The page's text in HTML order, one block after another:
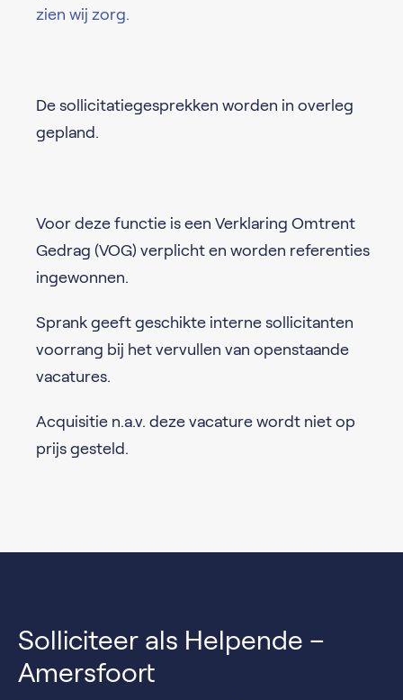
zien wij zorg.
De sollicitatiegesprekken worden in overleg
gepland.
Voor deze functie is een Verklaring Omtrent
Gedrag (VOG) verplicht en worden referenties
ingewonnen.
Sprank geeft geschikte interne sollicitanten
voorrang bij het vervullen van openstaande
vacatures.
Acquisitie n.a.v. deze vacature wordt niet op
prijs gesteld.
Solliciteer als Helpende –
Amersfoort